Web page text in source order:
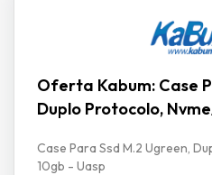
Oferta Kabum: Case
Duplo Protocolo,
Case Para Ssd M.2 Ugreen,
10gb - Uasp